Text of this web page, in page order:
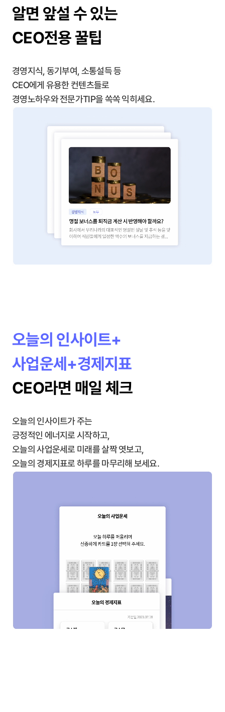
알면 앞설 수 있는
CEO전용 꿀팁
경영지식, 동기부여, 소통설득 등
CEO에게 유용한 컨텐츠들로
경영노하우와 전문가TIP을 쏙쏙 익히세요.
오늘의 인사이트+
사업운세+경제지표
CEO라면 매일 체크
오늘의 인사이트가 주는
긍정적인 에너지로 시작하고,
오늘의 사업운세로 미래를 살짝 엿보고,
오늘의 경제지표로 하루를 마무리해 보세요.